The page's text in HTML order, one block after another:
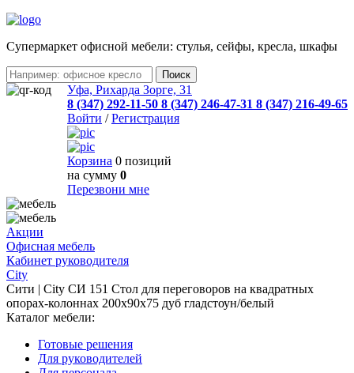
Cупермаркет офисной мебели: стулья, сейфы, кресла, шкафы
Уфа, Рихарда Зорге, 31
8 (347) 292-11-50 8 (347) 246-47-31 8 (347) 216-49-65
Войти /Регистрация
Корзина 0 позиций
на сумму 0
Перезвони мне
Акции
Офисная мебель
Кабинет руководителя
City
Сити | City СИ 151 Стол для переговоров на квадратных
опорах-колоннах 200x90x75 дуб гладстоун/белый
Каталог мебели:
Готовые решения
Для руководителей